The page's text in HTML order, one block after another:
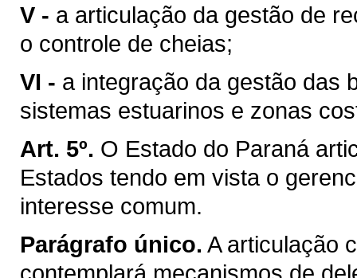
V - a articulação da gestão de
o controle de cheias;
VI - a integração da gestão das
sistemas estuarinos e zonas
Art. 5º. O Estado do Paraná
Estados tendo em vista o
interesse comum.
Parágrafo único. A articulação
contemplará mecanismos de